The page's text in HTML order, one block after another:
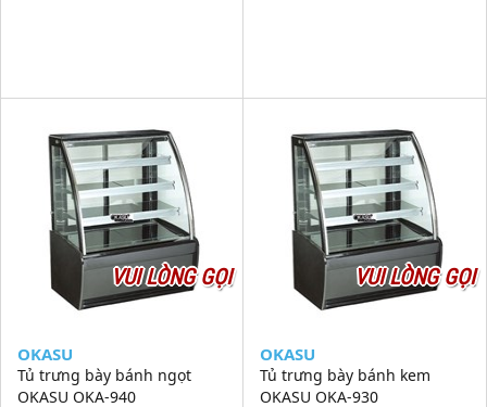
VUI LÒNG GỌI
OKASU
Tủ trưng bày bánh ngọt
OKASU OKA-940
VUI LÒNG GỌI
OKASU
Tủ trưng bày bánh kem
OKASU OKA-930